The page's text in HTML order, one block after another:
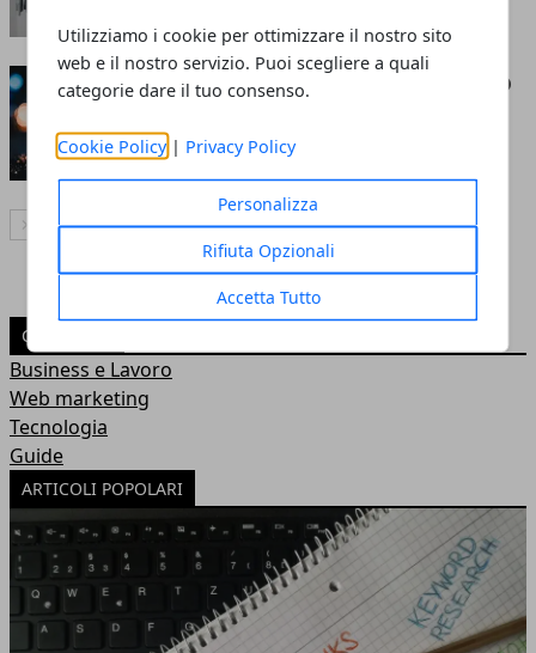
Utilizziamo i cookie per ottimizzare il nostro sito
web e il nostro servizio. Puoi scegliere a quali
categorie dare il tuo consenso.
Cookie Policy | Privacy Policy
Personalizza
Rifiuta Opzionali
Accetta Tutto
Cosa c'è da sapere sui Funko Pop
Articolo Successivo
CATEGORIE
Business e Lavoro
Web marketing
Tecnologia
Guide
ARTICOLI POPOLARI